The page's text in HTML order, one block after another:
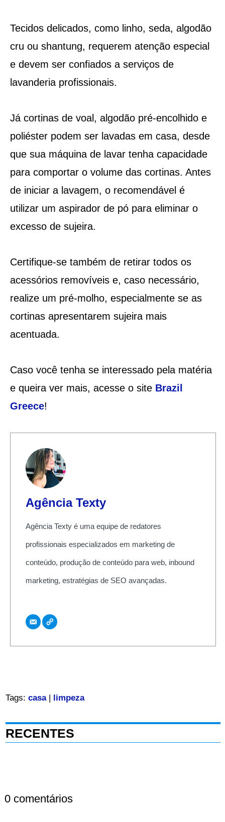
Tecidos delicados, como linho, seda, algodão
cru ou shantung, requerem atenção especial
e devem ser confiados a serviços de
lavanderia profissionais.
Já cortinas de voal, algodão pré-encolhido e
poliéster podem ser lavadas em casa, desde
que sua máquina de lavar tenha capacidade
para comportar o volume das cortinas. Antes
de iniciar a lavagem, o recomendável é
utilizar um aspirador de pó para eliminar o
excesso de sujeira.
Certifique-se também de retirar todos os
acessórios removíveis e, caso necessário,
realize um pré-molho, especialmente se as
cortinas apresentarem sujeira mais
acentuada.
Caso você tenha se interessado pela matéria
e queira ver mais, acesse o site Brazil
Greece!
Agência Texty
Agência Texty é uma equipe de redatores
profissionais especializados em marketing de
conteúdo, produção de conteúdo para web, inbound
marketing, estratégias de SEO avançadas.
Tags: casa| limpeza
RECENTES
0 comentários